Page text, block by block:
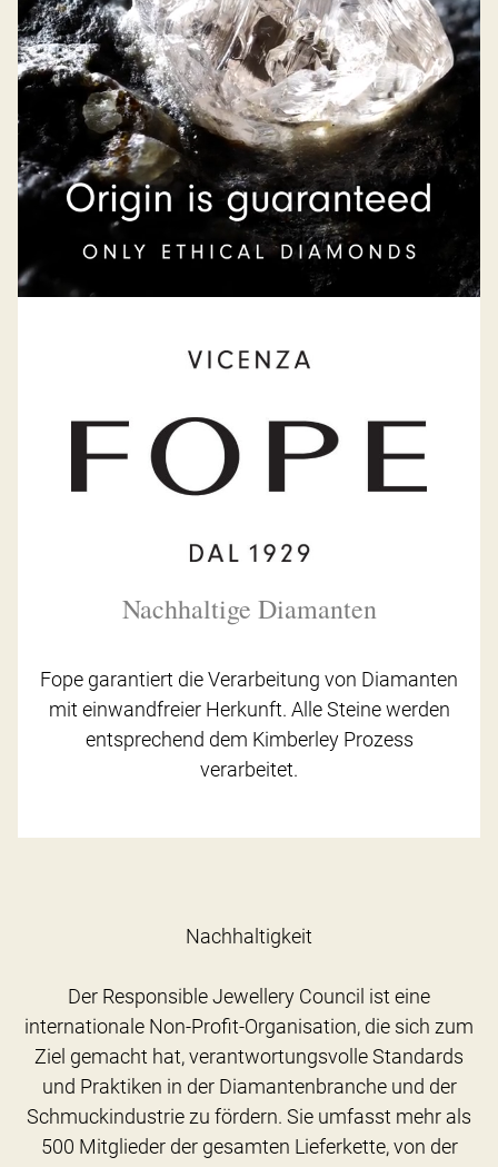
Nachhaltige Diamanten
Fope garantiert die Verarbeitung von Diamanten
mit einwandfreier Herkunft. Alle Steine werden
entsprechend dem Kimberley Prozess
verarbeitet.
Nachhaltigkeit
Der Responsible Jewellery Council ist eine
internationale Non-Profit-Organisation, die sich zum
Ziel gemacht hat, verantwortungsvolle Standards
und Praktiken in der Diamantenbranche und der
Schmuckindustrie zu fördern. Sie umfasst mehr als
500 Mitglieder der gesamten Lieferkette, von der